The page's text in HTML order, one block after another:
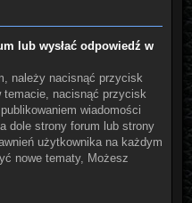
lub wysłać odpowiedź w
należy nacisnąć przycisk
temacie, nacisnąć przycisk
wiadomości
dole strony forum lub strony
użytkownika na każdym
nowe tematy, Możesz